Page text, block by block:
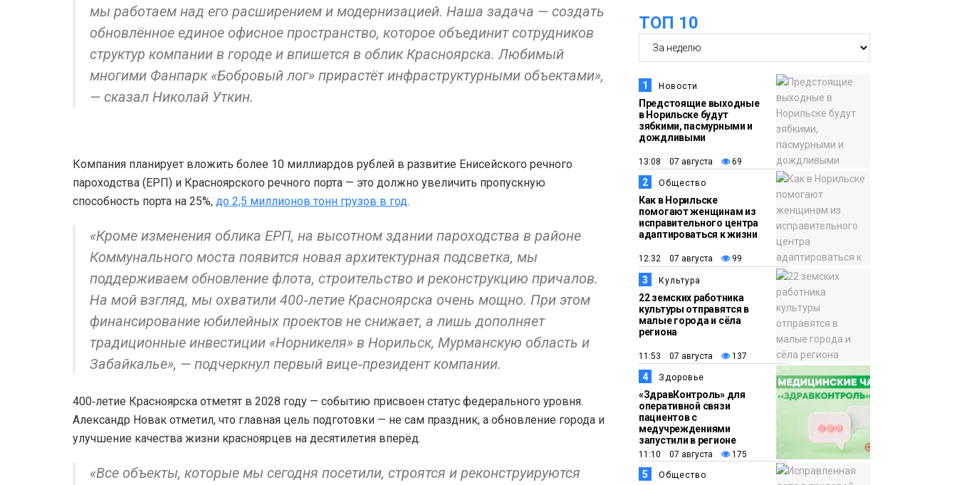
мы работаем над его расширением и модернизацией. Наша задача — создать
обновлённое единое офисное пространство, которое объединит сотрудников
структур компании в городе и впишется в облик Красноярска. Любимый
многими Фанпарк «Бобровый лог» прирастёт инфраструктурными объектами»,
— сказал Николай Уткин.
Компания планирует вложить более 10 миллиардов рублей в развитие Енисейского речного
пароходства (ЕРП) и Красноярского речного порта — это должно увеличить пропускную
способность порта на 25%, до 2,5 миллионов тонн грузов в год.
«Кроме изменения облика ЕРП, на высотном здании пароходства в районе
Коммунального моста появится новая архитектурная подсветка, мы
поддерживаем обновление флота, строительство и реконструкцию причалов.
На мой взгляд, мы охватили 400‑летие Красноярска очень мощно. При этом
финансирование юбилейных проектов не снижает, а лишь дополняет
традиционные инвестиции «Норникеля» в Норильск, Мурманскую область и
Забайкалье», — подчеркнул первый вице‑президент компании.
400‑летие Красноярска отметят в 2028 году — событию присвоен статус федерального уровня.
Александр Новак отметил, что главная цель подготовки — не сам праздник, а обновление города и
улучшение качества жизни красноярцев на десятилетия вперёд.
«Все объекты, которые мы сегодня посетили, строятся и реконструируются
06 августа
Происшествия
неисправной печи: в
МЧС сообщили о
пожарах в
Норильске,
Дудинке и Игарке
17:50
06 августа
Номинант на премию
«Герой Северного
города» Анастасия
Батуринец 24 года
заботится о здоровье
жителей Норильска
17:21
06 августа
Культура
Афиша 7–14 августа
16:39
06 августа
Новости
Фонд «Наш Норильск»
запускает осеннюю
кампанию по
соцпроектов
ТОП 10
1 Новости
Предстоящие выходные
в Норильске будут
зябкими, пасмурными и
дождливыми
13:08 07 августа 69
2 Общество
Как в Норильске
помогают женщинам из
исправительного центра
адаптироваться к жизни
12:32 07 августа 99
3 Культура
22 земских работника
культуры отправятся в
малые города и сёла
региона
11:53 07 августа 137
4 Здоровье
«ЗдравКонтроль» для
оперативной связи
пациентов с
медучреждениями
запустили в регионе
11:10 07 августа 175
5 Общество